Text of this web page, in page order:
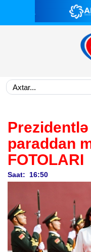
Prezidentlə
paraddan
FOTOLARI
Saat: 16:50